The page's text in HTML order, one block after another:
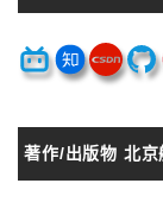
著作/出版物 北